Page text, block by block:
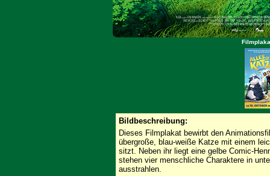
Bildbeschreibung:
Dieses Filmplakat bewirbt den
übergroße, blau-weiße Katze mit einem
sitzt. Neben ihr liegt eine gelbe Comic-
stehen vier menschliche Charaktere in
ausstrahlen.